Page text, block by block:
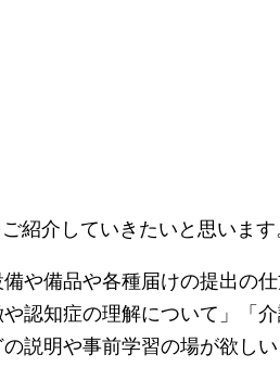
紹介していきたいと思います
や備品や各種届けの提出の
認知症の理解について」「
説明や事前学習の場が欲し